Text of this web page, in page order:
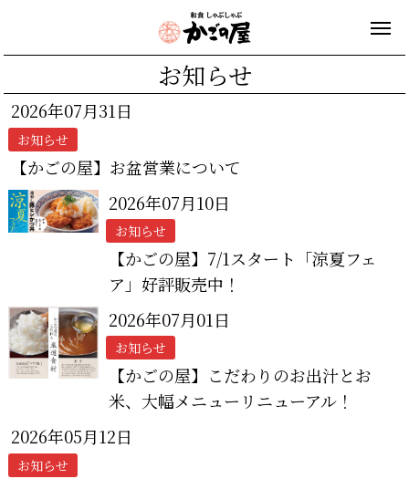
お知らせ
2026年07月31日
お知らせ
【かごの屋】お盆営業について
2026年07月10日
お知らせ
【かごの屋】7/1スタート「涼夏フェ
ア」好評販売中！
2026年07月01日
お知らせ
【かごの屋】こだわりのお出汁とお
米、大幅メニューリニューアル！
2026年05月12日
お知らせ